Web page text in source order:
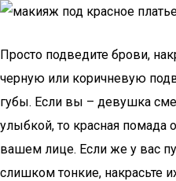
Просто подведите брови,
черную или коричневую
губы. Если вы – девушка
улыбкой, то красная помада
вашем лице. Если же у вас
слишком тонкие, накрасьте